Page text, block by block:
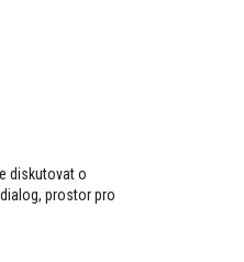
diskutovat o
prostor pro